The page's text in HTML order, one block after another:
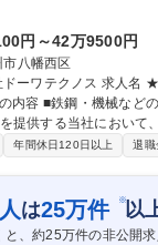
円～42万9500円
八幡西区
採用【マーケティング】未経験からビジネススキルU
する当社において、マーケティ
きる業務からお任せい
ジネススキルUPチャン
年間休日120日以上 退職
は25万件 ※以
と、約25万件の非公開求